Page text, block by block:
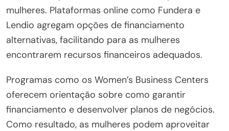
mulheres. Plataformas online como Fundera e
Lendio agregam opções de financiamento
alternativas, facilitando para as mulheres
encontrarem recursos financeiros adequados.
Programas como os Women’s Business Centers
oferecem orientação sobre como garantir
financiamento e desenvolver planos de negócios.
Como resultado, as mulheres podem aproveitar